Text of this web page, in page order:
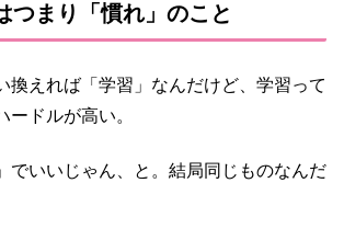
つまり「慣れ」のこと
換えれば「学習」なんだけど、学習って
ードルが高い。
でいいじゃん、と。結局同じものなんだ